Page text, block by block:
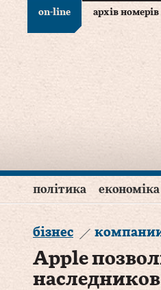
on-line архів номерів
політика економіка
бізнес
Apple